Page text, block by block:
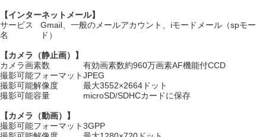
【インターネットメール】
サービス
名
Gmail、一般のメールアカウント、iモードメール（spモー
ド）
【カメラ（静止画）】
カメラ画素数
有効画素数約960万画素AF機能付CCD
撮影可能フォーマットJPEG
撮影可能解像度
最大3552×2664ドット
撮影可能容量
microSD/SDHCカードに保存
【カメラ（動画）】
撮影可能フォーマット3GPP